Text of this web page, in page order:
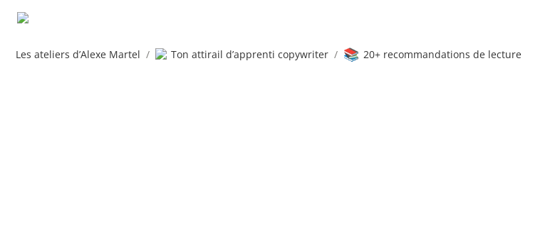
Les ateliers d’Alexe Martel / Ton attirail d’apprenti copywriter / 📚 20+ recommandations de lecture